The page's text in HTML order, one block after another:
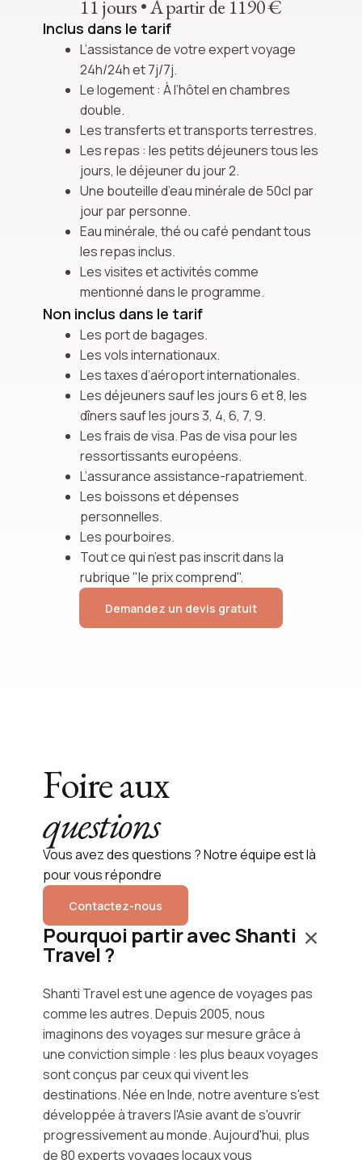
11 jours•À partir de 1190 €
Inclus dans le tarif
L’assistance de votre expert voyage
24h/24h et 7j/7j.
Le logement : À l’hôtel en chambres
double.
Les transferts et transports terrestres.
Les repas : les petits déjeuners tous les
jours, le déjeuner du jour 2.
Une bouteille d’eau minérale de 50cl par
jour par personne.
Eau minérale, thé ou café pendant tous
les repas inclus.
Les visites et activités comme
mentionné dans le programme.
Non inclus dans le tarif
Les port de bagages.
Les vols internationaux.
Les taxes d’aéroport internationales.
Les déjeuners sauf les jours 6 et 8, les
dîners sauf les jours 3, 4, 6, 7, 9.
Les frais de visa. Pas de visa pour les
ressortissants européens.
L’assurance assistance-rapatriement.
Les boissons et dépenses
personnelles.
Les pourboires.
Tout ce qui n’est pas inscrit dans la
rubrique "le prix comprend".
Demandez un devis gratuit
Foire aux
questions
Vous avez des questions ? Notre équipe est là
pour vous répondre
Contactez-nous
Pourquoi partir avec Shanti
Travel ?
Shanti Travel est une agence de voyages pas
comme les autres. Depuis 2005, nous
imaginons des voyages sur mesure grâce à
une conviction simple : les plus beaux voyages
sont conçus par ceux qui vivent les
destinations. Née en Inde, notre aventure s'est
développée à travers l'Asie avant de s'ouvrir
progressivement au monde. Aujourd'hui, plus
de 80 experts voyages locaux vous